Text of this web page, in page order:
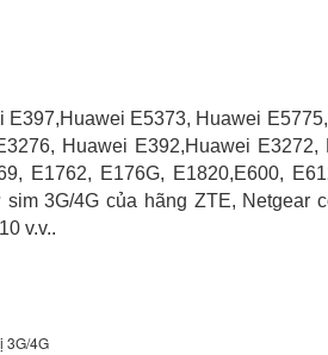
E5373, Huawei
Huawei E392,Huawei E3272,
E1762, E176G, E1820,E600,
3G/4G của hãng ZTE, Netgear
v.v..
3G/4G